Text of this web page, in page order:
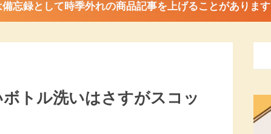
忘録として時季外れの商品記事を上げることがあります
トル洗いはさすがスコッ